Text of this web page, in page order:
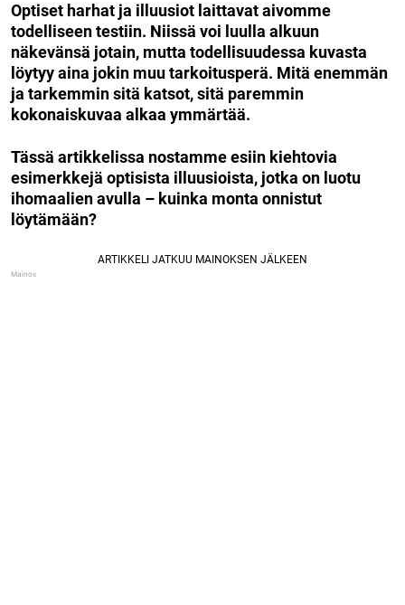
Optiset harhat ja illuusiot laittavat aivomme
todelliseen testiin. Niissä voi luulla alkuun
näkevänsä jotain, mutta todellisuudessa kuvasta
löytyy aina jokin muu tarkoitusperä. Mitä enemmän
ja tarkemmin sitä katsot, sitä paremmin
kokonaiskuvaa alkaa ymmärtää.
Tässä artikkelissa nostamme esiin kiehtovia
esimerkkejä optisista illuusioista, jotka on luotu
ihomaalien avulla – kuinka monta onnistut
löytämään?